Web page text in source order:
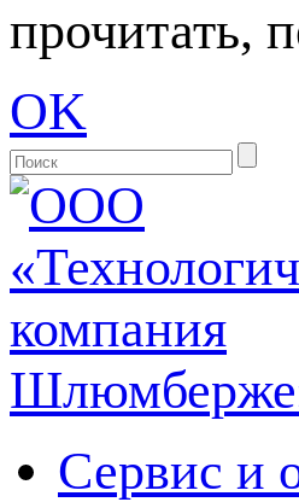
прочитать,
OK
Сервис и